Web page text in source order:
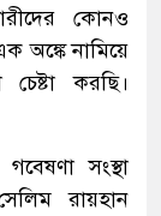
কোনও
অঙ্কে নামিয়ে
করছি।
সংস্থা
রায়হান